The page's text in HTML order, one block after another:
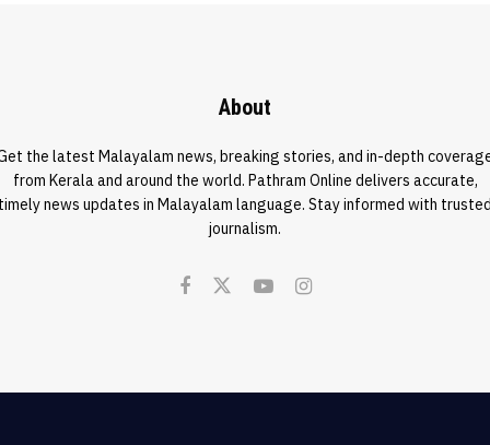
About
the latest Malayalam news, breaking stories, and in-depth
from Kerala and around the world. Pathram Online delivers accurate,
timely news updates in Malayalam language. Stay informed with trusted
journalism.